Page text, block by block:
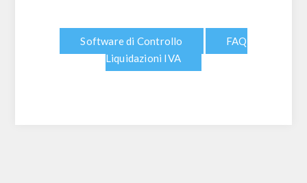
Software di Controllo
FAQ
Liquidazioni IVA